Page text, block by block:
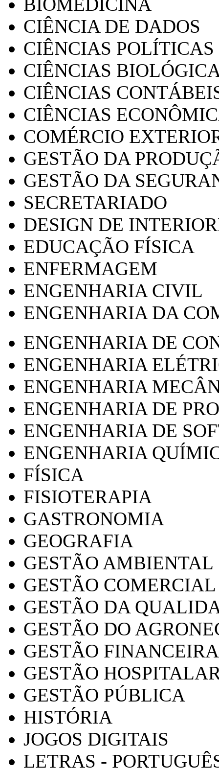
CIÊNCIA DE DADOS
CIÊNCIAS POLÍTICAS
CIÊNCIAS
CIÊNCIAS
CIÊNCIAS
COMÉRCIO
GESTÃO DA
GESTÃO DA
SECRETARIADO
DESIGN DE
EDUCAÇÃO FÍSICA
ENFERMAGEM
ENGENHARIA CIVIL
ENGENHARIA DA
ENGENHARIA DE
ENGENHARIA
ENGENHARIA
ENGENHARIA DE
ENGENHARIA DE
ENGENHARIA
FÍSICA
FISIOTERAPIA
GASTRONOMIA
GEOGRAFIA
GESTÃO AMBIENTAL
GESTÃO COMERCIAL
GESTÃO DA
GESTÃO DO
GESTÃO FINANCEIRA
GESTÃO
GESTÃO PÚBLICA
HISTÓRIA
JOGOS DIGITAIS
LETRAS -